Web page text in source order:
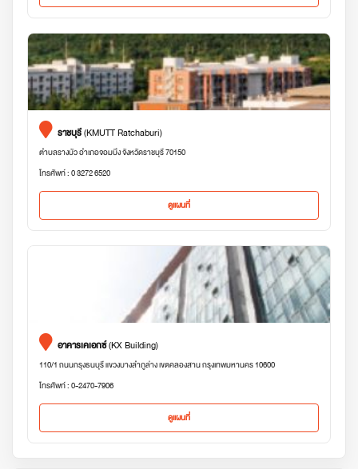
ราชบุรี(KMUTT Ratchaburi)
ตำบลรางบัว อำเภอจอมบึง จังหวัดราชบุรี 70150
โทรศัพท์ : 0 3272 6520
ดูแผนที่
อาคารเคเอกซ์(KX Building)
110/1 ถนนกรุงธนบุรี แขวงบางลำภูล่าง เขตคลองสาน กรุงเทพมหานคร 10600
โทรศัพท์ : 0-2470-7906
ดูแผนที่